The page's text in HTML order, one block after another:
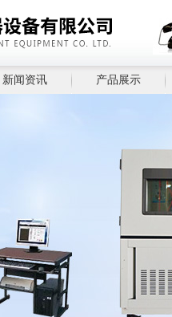
新闻资讯 产品展示